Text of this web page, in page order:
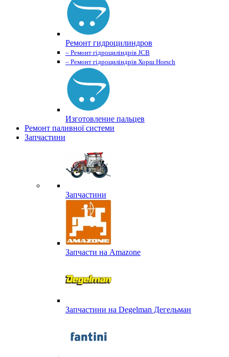
Ремонт гидроцилиндров
– Ремонт гідроциліндрів JCB
– Ремонт гідроциліндрів Хорш Horsch
Изготовление пальцев
Ремонт паливної системи
Запчастини
Запчастини
Запчасти на Amazone
Запчастини на Degelman Дегельман